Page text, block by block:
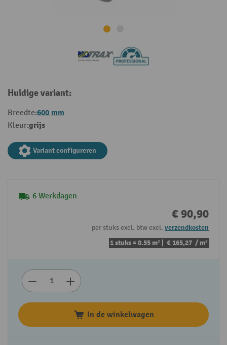
Huidige variant:
Breedte:600 mm
Kleur:grijs
Variant configureren
6 Werkdagen
€ 90,90
per stuks excl. btw excl. verzendkosten
1 stuks = 0.55 m² | € 165,27 / m²
In de winkelwagen